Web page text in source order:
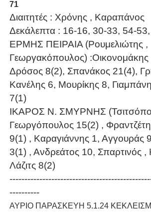
71
Διαιτητές : Χρόνης , Καραπάνος
Δεκάλεπτα : 16-16, 30-33, 54-
ΕΡΜΗΣ ΠΕΙΡΑΙΑ (Ρουμελιώτης ,
Γεωργακόπουλος) :Οικονομάκης
Δρόσος 8(2), Σπανάκος 21(4),
Κανέλης 6, Μουρίκης 8,
7(1)
ΙΚΑΡΟΣ Ν. ΣΜΥΡΝΗΣ
Γεωργόπουλος 15(2) ,
9(1) , Καραγιάννης 1, Αγγουράς
3(1) , Ανδρεάτος 10, Σπαρτινός ,
Λάζιτς 8(2)
----------
ΑΥΡΙΟ ΠΑΡΑΣΚΕΥΗ 5.1.24